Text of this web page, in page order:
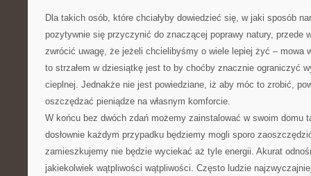
Dla takich osób, które chciałyby dowiedzieć się, w jaki sposób
pozytywnie się przyczynić do znaczącej poprawy natury, przede
zwrócić uwagę, że jeżeli chcielibyśmy o wiele lepiej żyć – mowa
to strzałem w dziesiątkę jest to by choćby znacznie ograniczyć
cieplnej. Jednakże nie jest powiedziane, iż aby móc to zrobić,
oszczędzać pieniądze na własnym komforcie.
W końcu bez dwóch zdań możemy zainstalować w swoim domu
dosłownie każdym przypadku będziemy mogli sporo
zamieszkujemy nie będzie wyciekać aż tyle energii. Akurat
jakiekolwiek wątpliwości wątpliwości. Często ludzie